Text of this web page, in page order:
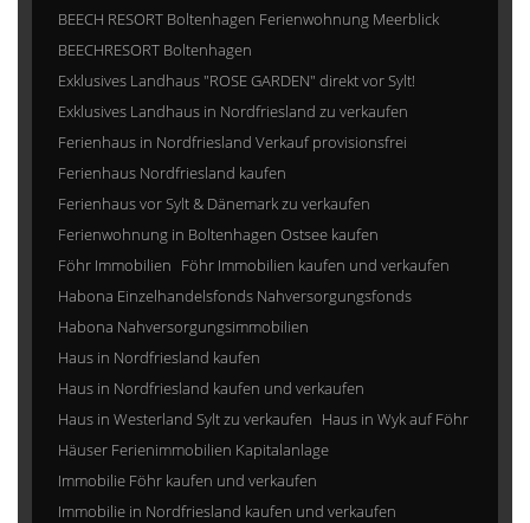
BEECH RESORT Boltenhagen Ferienwohnung Meerblick
BEECHRESORT Boltenhagen
Exklusives Landhaus "ROSE GARDEN" direkt vor Sylt!
Exklusives Landhaus in Nordfriesland zu verkaufen
Ferienhaus in Nordfriesland Verkauf provisionsfrei
Ferienhaus Nordfriesland kaufen
Ferienhaus vor Sylt & Dänemark zu verkaufen
Ferienwohnung in Boltenhagen Ostsee kaufen
Föhr Immobilien Föhr Immobilien kaufen und verkaufen
Habona Einzelhandelsfonds Nahversorgungsfonds
Habona Nahversorgungsimmobilien
Haus in Nordfriesland kaufen
Haus in Nordfriesland kaufen und verkaufen
Haus in Westerland Sylt zu verkaufen Haus in Wyk auf Föhr
Häuser Ferienimmobilien Kapitalanlage
Immobilie Föhr kaufen und verkaufen
Immobilie in Nordfriesland kaufen und verkaufen